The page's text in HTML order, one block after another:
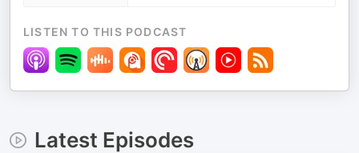
LISTEN TO THIS PODCAST
Latest Episodes